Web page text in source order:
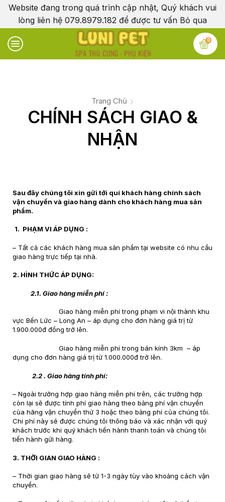
Website đang trong quá trình cập nhật, Quý khách vui
lòng liên hệ 079.8979.182 để được tư vấn Bỏ qua
0
Trang Chủ
CHÍNH SÁCH GIAO &
NHẬN
Sau đây chúng tôi xin gửi tới quí khách hàng chính sách
vận chuyển và giao hàng dành cho khách hàng mua sản
phẩm.
1. PHẠM VI ÁP DỤNG :
– Tất cả các khách hàng mua sản phẩm tại website có nhu cầu
giao hàng trực tiếp tại nhà.
2. HÌNH THỨC ÁP DỤNG:
2.1. Giao hàng miễn phí :
Giao hàng miễn phí trong phạm vi nội thành khu
vực Bến Lức – Long An – áp dụng cho đơn hàng giá trị từ
1.900.000đ đồng trở lên.
Giao hàng miễn phí trong bán kính 3km – áp
dụng cho đơn hàng giá trị từ 1.000.000đ trở lên.
2.2 . Giao hàng tính phí:
– Ngoài trường hợp giao hàng miễn phí trên, các trường hợp
còn lại sẽ được tính phí giao hàng theo bảng phí vận chuyển
của hãng vận chuyển thứ 3 hoặc theo bảng phí của chúng tôi.
Chi phí này sẽ được chúng tôi thông báo và xác nhận với quý
khách trước khi quý khách tiến hành thanh toán và chúng tôi
tiến hành gửi hàng.
3. THỜI GIAN GIAO HÀNG :
– Thời gian giao hàng sẽ từ 1-3 ngày tùy vào khoảng cách vận
chuyển.